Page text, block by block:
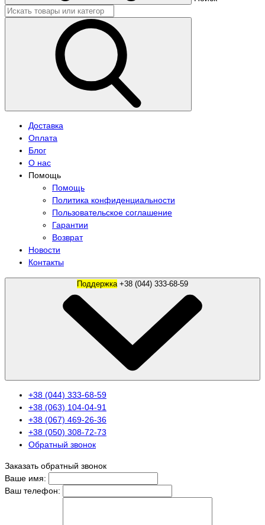
Доставка
Оплата
Блог
О нас
Помощь
Помощь
Политика конфиденциальности
Пользовательское соглашение
Гарантии
Возврат
Новости
Контакты
Поддержка
+38 (044) 333-68-59
+38 (063) 104-04-91
+38 (067) 469-26-36
+38 (050) 308-72-73
Обратный звонок
Заказать обратный звонок
Ваше имя:
Ваш телефон: